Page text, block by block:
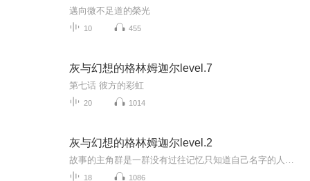
邁向微不足道的榮光
10 455
灰与幻想的格林姆迦尔level.7
第七话 彼方的彩虹
20 1014
灰与幻想的格林姆迦尔level.2
18 1086